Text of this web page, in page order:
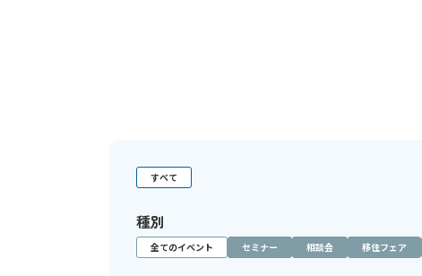
すべて
種別
全てのイベント セミナー 相談会 移住フェア